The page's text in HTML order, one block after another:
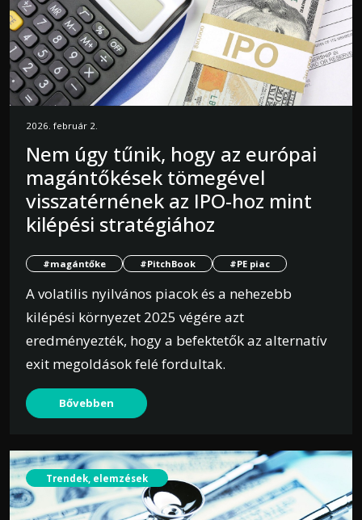
2026. február 2.
Nem úgy tűnik, hogy az európai
magántőkések tömegével
visszatérnének az IPO-hoz mint
kilépési stratégiához
#magántőke #PitchBook #PE piac
A volatilis nyilvános piacok és a nehezebb
kilépési környezet 2025 végére azt
eredményezték, hogy a befektetők az alternatív
exit megoldások felé fordultak.
Bővebben
Trendek, elemzések